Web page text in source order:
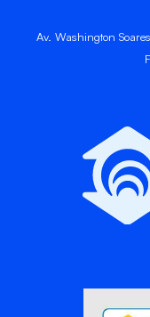
Av. Washington